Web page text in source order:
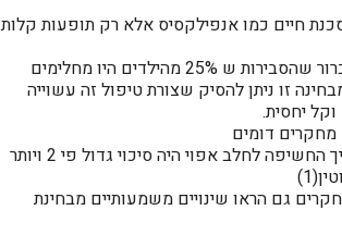
חיים כמו אנפילקסיס אלא רק תופעות קלות
המחקר לא היה השוואתי או כפול סמיות אבל אין ספק שברור שהסבירות ש 25% מהילדים היו מחלימים
זו ניתן להסיק שצורת טיפול זה עשוייה
יחסית.
מחקרים דומים
כך למשל נמצא במחקר השוואתי שילדים שעברו את תהליך החשיפה לחלב אפוי היה סיכוי גדול פי 2 ויותר
גם הראו שינויים משמעותיים מבחינת